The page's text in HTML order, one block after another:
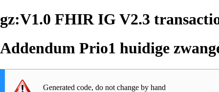
gz:V1.0 FHIR IG V2.3
Addendum Prio1 huidige
Generated code, do not change by hand